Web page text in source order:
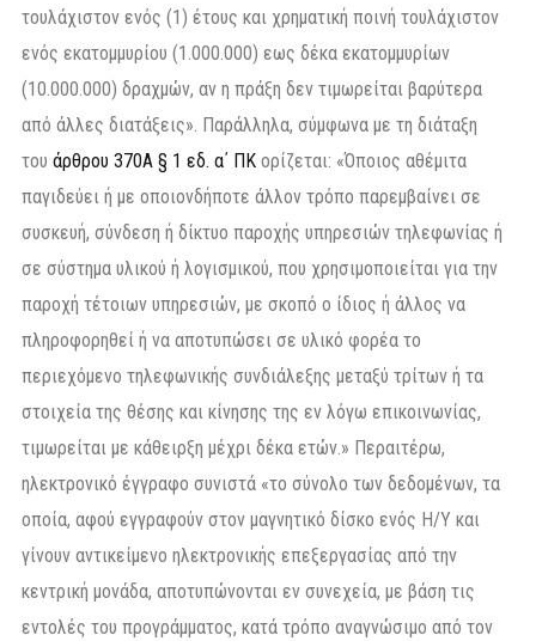
τουλάχιστον ενός (1) έτους και χρηματική ποινή τουλάχιστον
ενός εκατομμυρίου (1.000.000) εως δέκα εκατομμυρίων
(10.000.000) δραχμών, αν η πράξη δεν τιμωρείται βαρύτερα
από άλλες διατάξεις». Παράλληλα, σύμφωνα με τη διάταξη
του άρθρου 370Α § 1 εδ. α΄ ΠΚ ορίζεται: «Όποιος αθέμιτα
παγιδεύει ή με οποιονδήποτε άλλον τρόπο παρεμβαίνει σε
συσκευή, σύνδεση ή δίκτυο παροχής υπηρεσιών τηλεφωνίας ή
σε σύστημα υλικού ή λογισμικού, που χρησιμοποιείται για την
παροχή τέτοιων υπηρεσιών, με σκοπό ο ίδιος ή άλλος να
πληροφορηθεί ή να αποτυπώσει σε υλικό φορέα το
περιεχόμενο τηλεφωνικής συνδιάλεξης μεταξύ τρίτων ή τα
στοιχεία της θέσης και κίνησης της εν λόγω επικοινωνίας,
τιμωρείται με κάθειρξη μέχρι δέκα ετών.» Περαιτέρω,
ηλεκτρονικό έγγραφο συνιστά «το σύνολο των δεδομένων, τα
οποία, αφού εγγραφούν στον μαγνητικό δίσκο ενός Η/Υ και
γίνουν αντικείμενο ηλεκτρονικής επεξεργασίας από την
κεντρική μονάδα, αποτυπώνονται εν συνεχεία, με βάση τις
εντολές του προγράμματος, κατά τρόπο αναγνώσιμο από τον